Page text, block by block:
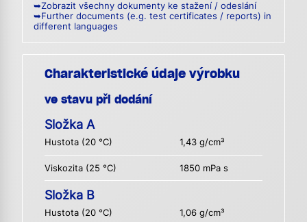
➥Zobrazit všechny dokumenty ke stažení / odeslání
➥Further documents (e.g. test certificates / reports) in
different languages
Charakteristické údaje výrobku
ve stavu při dodání
Složka A
Hustota (20 °C) 1,43 g/cm³
Viskozita (25 °C) 1850 mPa s
Složka B
Hustota (20 °C) 1,06 g/cm³